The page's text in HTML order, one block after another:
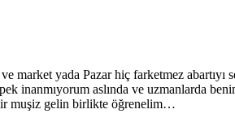
market yada Pazar hiç farketmez
inanmıyorum aslında ve uzmanlarda
muşiz gelin birlikte öğrenelim…